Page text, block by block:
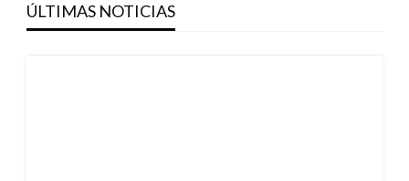
ÚLTIMAS NOTICIAS